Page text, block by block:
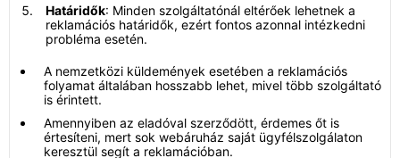
Határidők: Minden szolgáltatónál eltérőek lehetnek a
reklamációs határidők, ezért fontos azonnal intézkedni
probléma esetén.
A nemzetközi küldemények esetében a reklamációs
folyamat általában hosszabb lehet, mivel több szolgáltató
is érintett.
Amennyiben az eladóval szerződött, érdemes őt is
értesíteni, mert sok webáruház saját ügyfélszolgálaton
keresztül segít a reklamációban.